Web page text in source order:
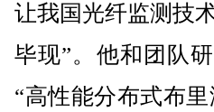
让我国光纤监测技
毕现”。他和团队
“高性能分布式布